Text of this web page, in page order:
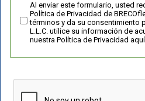
Al enviar este formulario, usted
Política de Privacidad de
términos y da su consentimiento
L.L.C. utilice su información de
nuestra Política de Privacidad